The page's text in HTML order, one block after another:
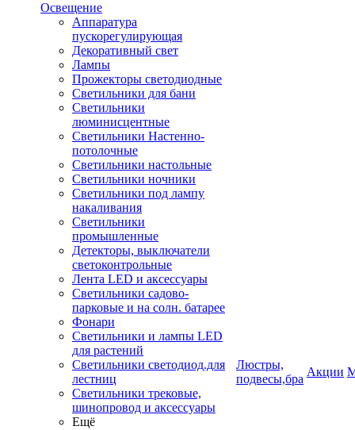
Освещение
Аппаратура
пускорегулирующая
Декоративный свет
Лампы
Прожекторы светодиодные
Светильники для бани
Светильники
люминисцентные
Светильники Настенно-
потолочные
Светильники настольные
Светильники ночники
Светильники под лампу
накаливания
Светильники
промышленные
Детекторы, выключатели
светоконтрольные
Лента LED и аксессуары
Светильники садово-
парковые и на солн. батарее
Фонари
Светильники и лампы LED
для растений
Светильники светодиод.для
лестниц
Светильники трековые,
шинопровод и аксессуары
Ещё
Люстры,
подвесы,бра
Акции